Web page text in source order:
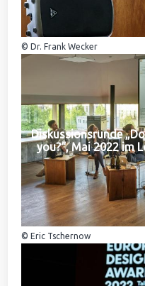
© Dr. Frank Wecker
Diskussionsrunde
you?“, Mai 2022 im
© Eric Tschernow